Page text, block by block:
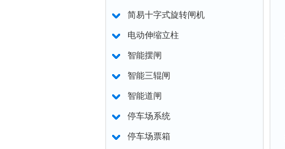
简易十字式旋转闸机
电动伸缩立柱
智能摆闸
智能三辊闸
智能道闸
停车场系统
停车场票箱